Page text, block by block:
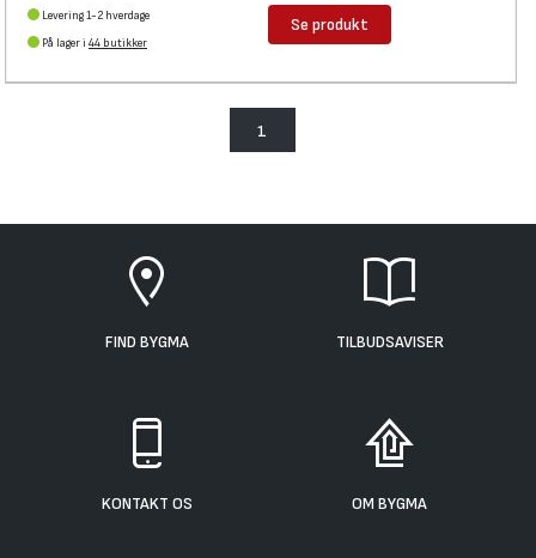
Levering 1-2 hverdage
På lager i 44 butikker
Se produkt
1
FIND BYGMA TILBUDSAVISER
KONTAKT OS OM BYGMA